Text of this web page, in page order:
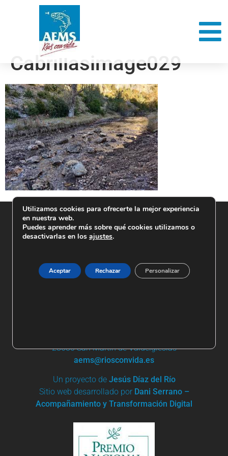
Cabrillasimage029
28680 San Martín de Valdeiglesias
aems@riosconvida.es
Un proyecto de Jesús Díaz del Río
Sitio web desarrollado por Dani Serrano –
Acompañamiento y Transformación Digital
Utilizamos cookies para ofrecerte la mejor experiencia
en nuestra web.
Puedes aprender más sobre qué cookies utilizamos o
desactivarlas en los ajustes.
Aceptar Rechazar Personalizar